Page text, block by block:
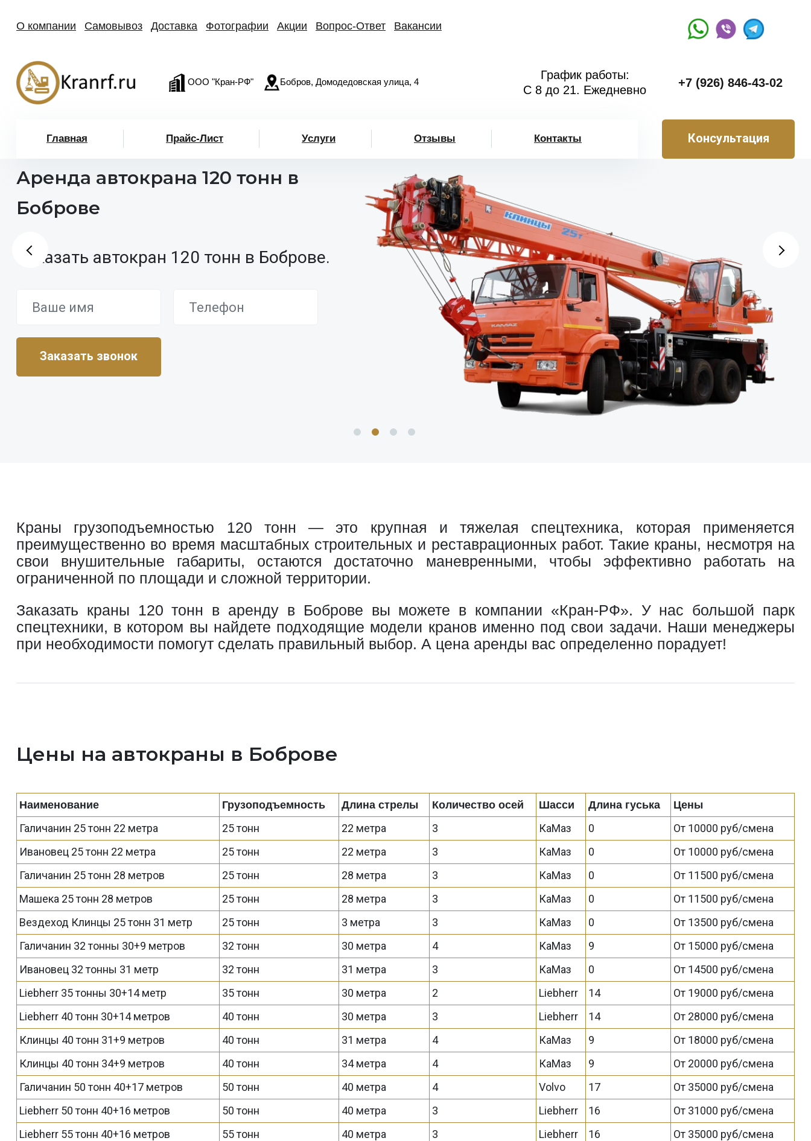
О компании Самовывоз Доставка Фотографии Акции Вопрос-Ответ Вакансии
ООО "Кран-РФ" Бобров, Домодедовская улица, 4
График работы:
С 8 до 21. Ежедневно
+7 (926) 846-43-02
Главная Прайс-Лист Услуги Отзывы Контакты Консультация
Аренда автокрана 120 тонн в
Боброве
Заказать автокран 120 тонн в Боброве.
Краны грузоподъемностью 120 тонн — это крупная и тяжелая спецтехника, которая применяется
преимущественно во время масштабных строительных и реставрационных работ. Такие краны, несмотря на
свои внушительные габариты, остаются достаточно маневренными, чтобы эффективно работать на
ограниченной по площади и сложной территории.
Заказать краны 120 тонн в аренду в Боброве вы можете в компании «Кран-РФ». У нас большой парк
спецтехники, в котором вы найдете подходящие модели кранов именно под свои задачи. Наши менеджеры
при необходимости помогут сделать правильный выбор. А цена аренды вас определенно порадует!
Цены на автокраны в Боброве
Наименование Грузоподъемность Длина стрелы Количество осей Шасси Длина гуська Цены
Галичанин 25 тонн 22 метра 25 тонн 22 метра 3 КаМаз 0
От 10000 руб/смена
Ивановец 25 тонн 22 метра
25 тонн 22 метра 3 КаМаз 0
От 10000 руб/смена
Галичанин 25 тонн 28 метров
25 тонн 28 метра 3 КаМаз 0
От 11500 руб/смена
Машека 25 тонн 28 метров
25 тонн 28 метра 3 КаМаз 0
От 11500 руб/смена
Вездеход Клинцы 25 тонн 31 метр
25 тонн 3 метра 3 КаМаз 0
От 13500 руб/смена
Галичанин 32 тонны 30+9 метров
32 тонн 30 метра 4 КаМаз 9
От 15000 руб/смена
Ивановец 32 тонны 31 метр
32 тонн 31 метра 3 КаМаз 0
От 14500 руб/смена
Liebherr 35 тонны 30+14 метр
35 тонн 30 метра 2 Liebherr 14
От 19000 руб/смена
Liebherr 40 тонн 30+14 метров
40 тонн 30 метра 3 Liebherr 14
От 28000 руб/смена
Клинцы 40 тонн 31+9 метров
40 тонн 31 метра 4 КаМаз 9
От 18000 руб/смена
Клинцы 40 тонн 34+9 метров
40 тонн 34 метра 4 КаМаз 9
От 20000 руб/смена
Галичанин 50 тонн 40+17 метров
50 тонн 40 метра 4 Volvo 17
От 35000 руб/смена
Liebherr 50 тонн 40+16 метров
50 тонн 40 метра 3 Liebherr 16
От 31000 руб/смена
Liebherr 55 тонн 40+16 метров
55 тонн 40 метра 3 Liebherr 16
От 35000 руб/смена